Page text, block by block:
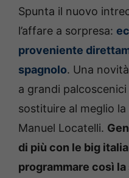
Spunta il nuovo
l’affare a sorpresa:
proveniente
spagnolo. Una
a grandi
sostituire al meglio
Manuel Locatelli.
di più con le big
programmare così